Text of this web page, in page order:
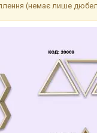
(немає лише